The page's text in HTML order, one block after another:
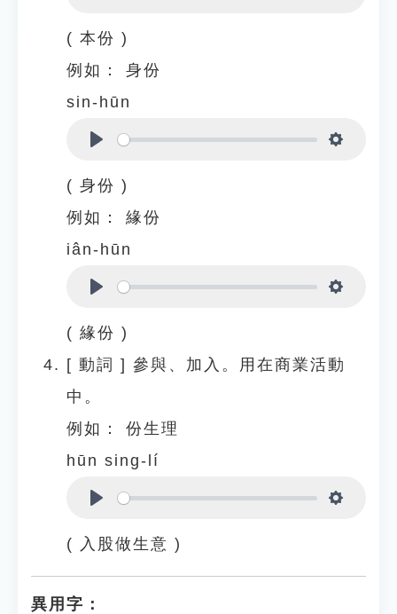
( 本份 )
例如：
身份
sin-hūn
( 身份 )
例如：
緣份
iân-hūn
( 緣份 )
[ 動詞 ] 參與、加入。用在商業活動
中。
例如：
份生理
hūn sing-lí
( 入股做生意 )
異用字：